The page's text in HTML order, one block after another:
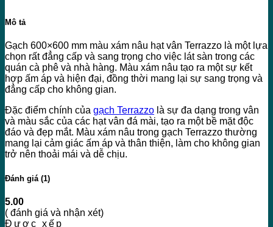
Mô tả
Gạch 600×600 mm màu xám nâu hạt vân Terrazzo là một lựa
chọn rất đẳng cấp và sang trọng cho việc lát sàn trong các
quán cà phê và nhà hàng. Màu xám nâu tạo ra một sự kết
hợp ấm áp và hiện đại, đồng thời mang lại sự sang trọng và
đẳng cấp cho không gian.
Đặc điểm chính của gạch Terrazzo là sự đa dạng trong vân
và màu sắc của các hạt vân đá mài, tạo ra một bề mặt độc
đáo và đẹp mắt. Màu xám nâu trong gạch Terrazzo thường
mang lại cảm giác ấm áp và thân thiện, làm cho không gian
trở nên thoải mái và dễ chịu.
Đánh giá (1)
5.00
( đánh giá và nhận xét)
Được xếp